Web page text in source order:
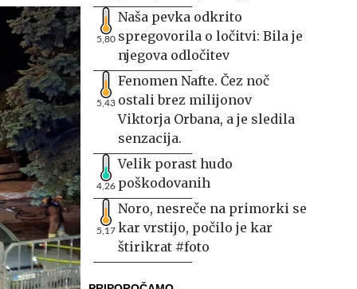
5,80
Naša pevka odkrito
spregovorila o ločitvi: Bila je
njegova odločitev
5,43
Fenomen Nafte. Čez noč
ostali brez milijonov
Viktorja Orbana, a je sledila
senzacija.
4,26
Velik porast hudo
poškodovanih
5,17
Noro, nesreče na primorki se
kar vrstijo, počilo je kar
štirikrat #foto